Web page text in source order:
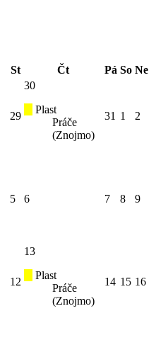
St Čt Pá So Ne
29
30
Plast
Práče
(Znojmo)
31 1 2
5 6 7 8 9
12
13
Plast
Práče
(Znojmo)
14 15 16